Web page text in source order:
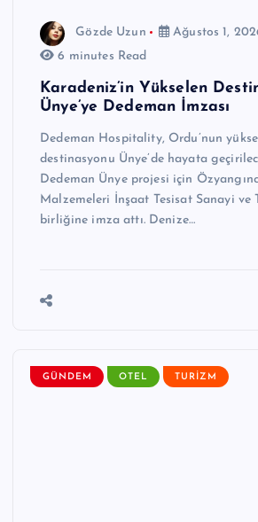
Gözde Uzun
Ağustos 1,
6 minutes Read
Karadeniz’in Yükselen
Ünye’ye Dedeman İmzası
Dedeman Hospitality, Ordu’nun
destinasyonu Ünye’de hayata
Dedeman Ünye projesi için
Malzemeleri İnşaat Tesisat Sanayi ve
birliğine imza attı. Denize…
GÜNDEM OTEL TURIZM